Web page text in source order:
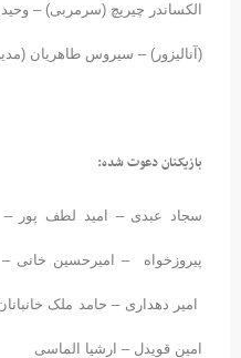
الکساندر چیریچ (سرمربی) –
(آنالیزور) – سیروس طاهریان
بازیکنان دعوت شده:
سجاد عبدی – امید لطف پور
پیروزخواه – امیرحسین خانی –
امیر دهداری – حامد ملک
امین قویدل – ارشیا الماسی